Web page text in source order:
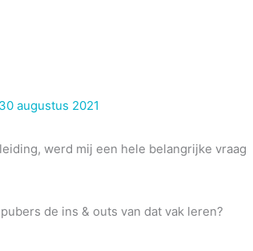
30 augustus 2021
werd mij een hele belangrijke vraag
de ins & outs van dat vak leren?